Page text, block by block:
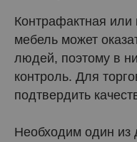
Контрафактная или
мебель может
людей, поэтому в
контроль. Для
подтвердить
Необходим один из